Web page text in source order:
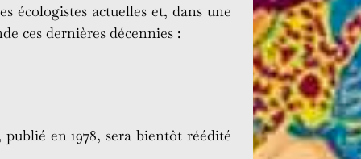
écologistes actuelles et, dans une
ces dernières décennies :
publié en 1978, sera bientôt réédité